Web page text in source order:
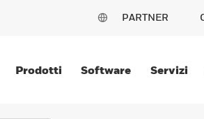
PARTNER
Prodotti Software Servizi